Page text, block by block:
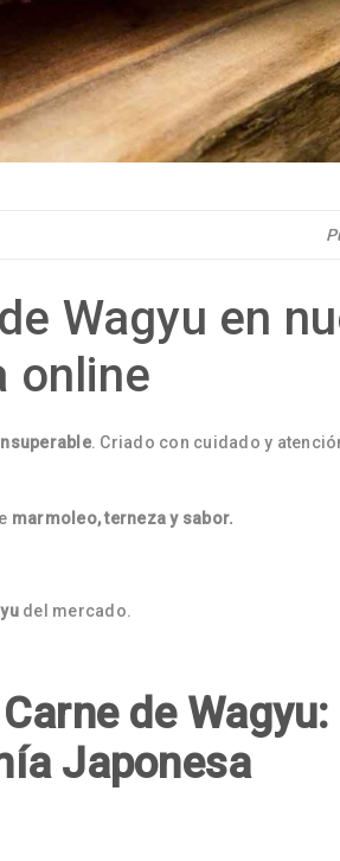
Wagyu en
online
. Criado con cuidado y
marmoleo, terneza y sabor.
del mercado.
de
Japonesa